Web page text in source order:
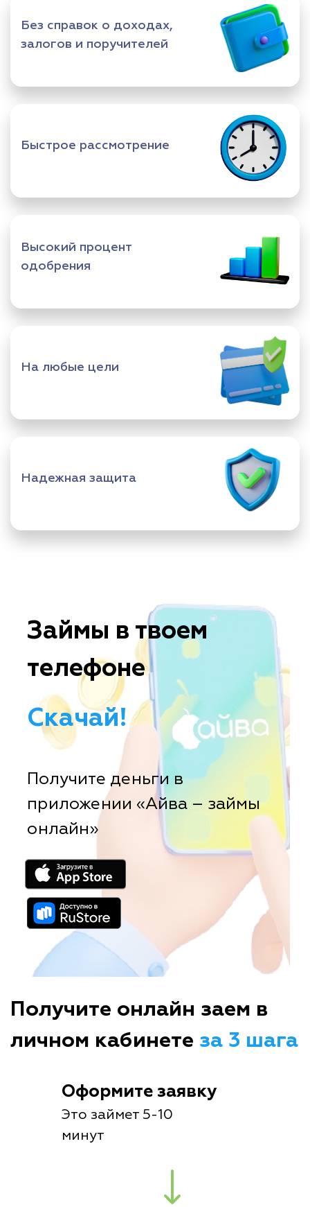
Без справок о доходах,
залогов и поручителей
Быстрое рассмотрение
Высокий процент
одобрения
На любые цели
Надежная защита
Займы в твоем
телефоне
Скачай!
Получите деньги в
приложении «Айва – займы
онлайн»
Получите онлайн заем в
личном кабинете за 3 шага
Оформите заявку
Это займет 5-10
минут